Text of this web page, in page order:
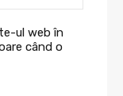
ul web în
când o